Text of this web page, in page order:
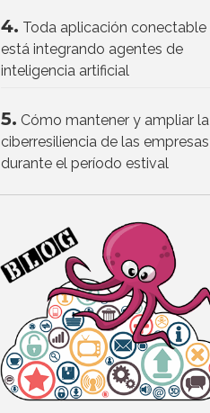
4. Toda aplicación conectable
está integrando agentes de
inteligencia artificial
5. Cómo mantener y ampliar la
ciberresiliencia de las empresas
durante el período estival